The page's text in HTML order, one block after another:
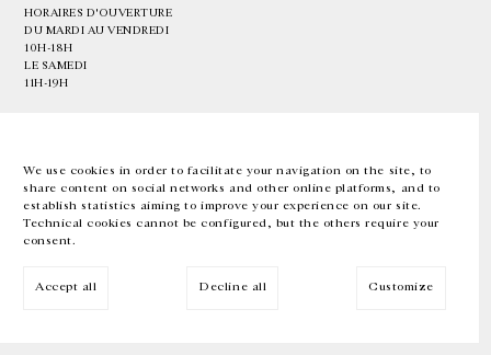
We use cookies in order to facilitate your navigation on the site, to
share content on social networks and other online platforms, and to
establish statistics aiming to improve your experience on our site.
Technical cookies cannot be configured, but the others require your
consent.
Accept all Decline all Customize
HORAIRES D'OUVERTURE
DU MARDI AU VENDREDI
10H-18H
LE SAMEDI
11H-19H
EN FR 中文 Facebook Instagram
Inscrivez-vous à notre newsletter